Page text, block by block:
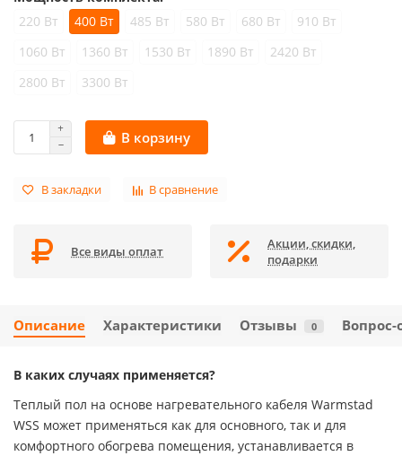
220 Вт
400 Вт 485 Вт 580 Вт 680 Вт
910 Вт
1060 Вт
1360 Вт 1530 Вт 1890 Вт
2420 Вт
2800 Вт
3300 Вт
В корзину
В закладки В сравнение
Все виды оплат
Акции, скидки,
подарки
Описание Характеристики Отзывы 0 Вопрос-
В каких случаях применяется?
Теплый пол на основе нагревательного кабеля Warmstad
WSS может применяться как для основного, так и для
комфортного обогрева помещения, устанавливается в